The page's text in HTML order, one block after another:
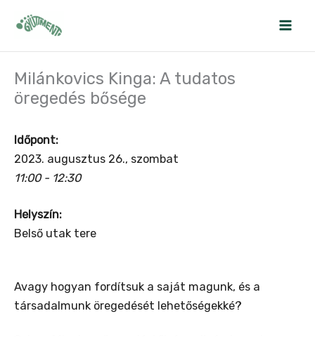
Milánkovics Kinga: A tudatos
öregedés bősége
Időpont:
2023. augusztus 26., szombat
11:00 - 12:30
Helyszín:
Belső utak tere
Avagy hogyan fordítsuk a saját magunk, és a
társadalmunk öregedését lehetőségekké?